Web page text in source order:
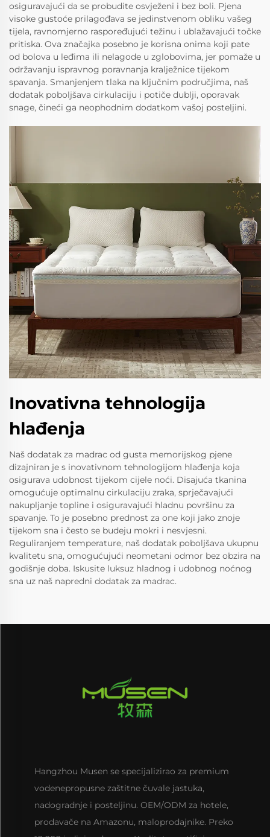
osiguravajući da se probudite osvježeni i bez boli. Pjena
visoke gustoće prilagođava se jedinstvenom obliku vašeg
tijela, ravnomjerno raspoređujući težinu i ublažavajući točke
pritiska. Ova značajka posebno je korisna onima koji pate
od bolova u leđima ili nelagode u zglobovima, jer pomaže u
održavanju ispravnog poravnanja kralježnice tijekom
spavanja. Smanjenjem tlaka na ključnim područjima, naš
dodatak poboljšava cirkulaciju i potiče dublji, oporavak
snage, čineći ga neophodnim dodatkom vašoj posteljini.
Inovativna tehnologija
hlađenja
Naš dodatak za madrac od gusta memorijskog pjene
dizajniran je s inovativnom tehnologijom hlađenja koja
osigurava udobnost tijekom cijele noći. Disajuća tkanina
omogućuje optimalnu cirkulaciju zraka, sprječavajući
nakupljanje topline i osiguravajući hladnu površinu za
spavanje. To je posebno prednost za one koji jako znoje
tijekom sna i često se budeju mokri i nesvjesni.
Reguliranjem temperature, naš dodatak poboljšava ukupnu
kvalitetu sna, omogućujući neometani odmor bez obzira na
godišnje doba. Iskusite luksuz hladnog i udobnog noćnog
sna uz naš napredni dodatak za madrac.
Hangzhou Musen se specijalizirao za premium
vodenepropusne zaštitne čuvale jastuka,
nadogradnje i posteljinu. OEM/ODM za hotele,
prodavače na Amazonu, maloprodajnike. Preko